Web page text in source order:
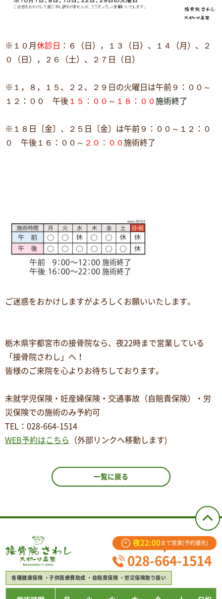
※１０月 休診日
：６（日），１３（日）、１４（月）、２
０（日），２６（土）、２７日（日）
※１，８，１５、２２、２９日の火曜日は午前９：００～
１２：００ 午後 １５：００ ～ １８：００施術終了
※１８日〔金〕、２５日〔金〕は午前９：００～１２：０
０ 午後１６：００～ ２０：００施術終了
ご迷惑をおかけしますがよろしくお願いいたします。
栃木県宇都宮市の接骨院なら、夜22時まで営業している
「接骨院さわし」へ！
皆様のご来院を心よりお待ちしております。
未就学児保険・妊産婦保険・交通事故（自賠責保険）・労
災保険での施術のみ予約可
TEL
： 028-664-1514
WEB予約はこちら
（外部リンクへ移動します)
一覧に戻る
夜22:00 まで営業(予約優先)
028-664-1514
各種健康保険 子供医療費助成 自賠責保険 労災保険取り扱い